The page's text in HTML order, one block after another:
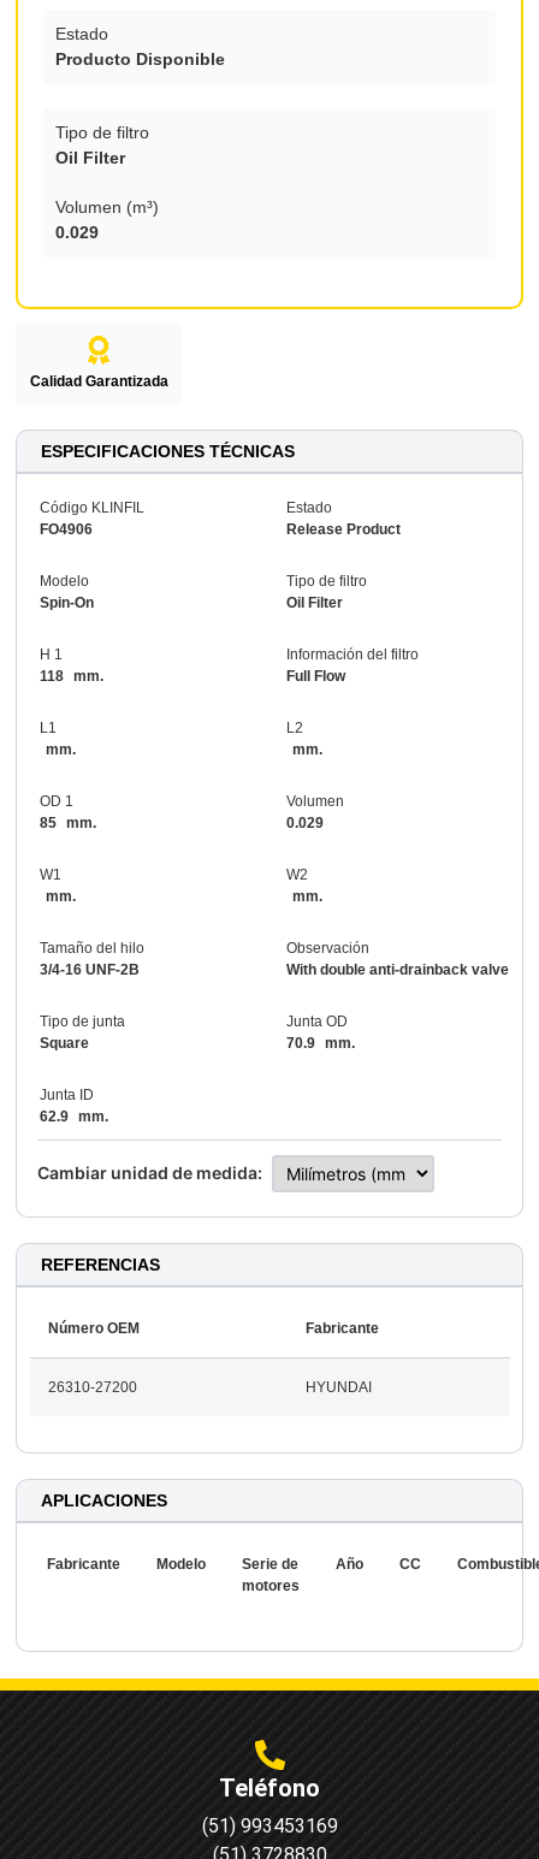
Estado
Producto Disponible
Tipo de filtro
Oil Filter
Volumen (m³)
0.029
Calidad Garantizada
ESPECIFICACIONES TÉCNICAS
Código KLINFIL
FO4906
Estado
Release Product
Modelo
Spin-On
Tipo de filtro
Oil Filter
H 1
118 mm.
Información del filtro
Full Flow
L1
mm.
L2
mm.
OD 1
85 mm.
Volumen
0.029
W1
mm.
W2
mm.
Tamaño del hilo
3/4-16 UNF-2B
Observación
With double anti-drainback valve
Tipo de junta
Square
Junta OD
70.9 mm.
Junta ID
62.9 mm.
Cambiar unidad de medida:
REFERENCIAS
Número OEM Fabricante
26310-27200 HYUNDAI
APLICACIONES
Fabricante Modelo
Serie de
motores
Año CC
Teléfono
(51) 993453169